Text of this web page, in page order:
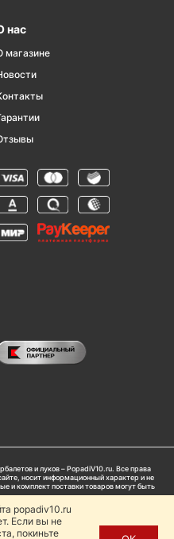
нас
магазине
и луков – PopadiV10.ru. Все права
носит информационный характер и не
и комплект поставки товаров могут быть
соглашается с условиями,
popadiv10.ru
Если вы не
покиньте